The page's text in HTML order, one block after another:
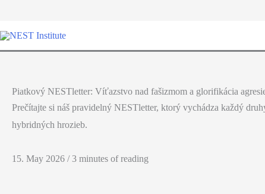
Piatkový NESTletter: Víťazstvo nad fašizmom a glorifikácia
Prečítajte si náš pravidelný NESTletter, ktorý vychádza každý
hybridných hrozieb.
15. May 2026 /3 minutes of reading